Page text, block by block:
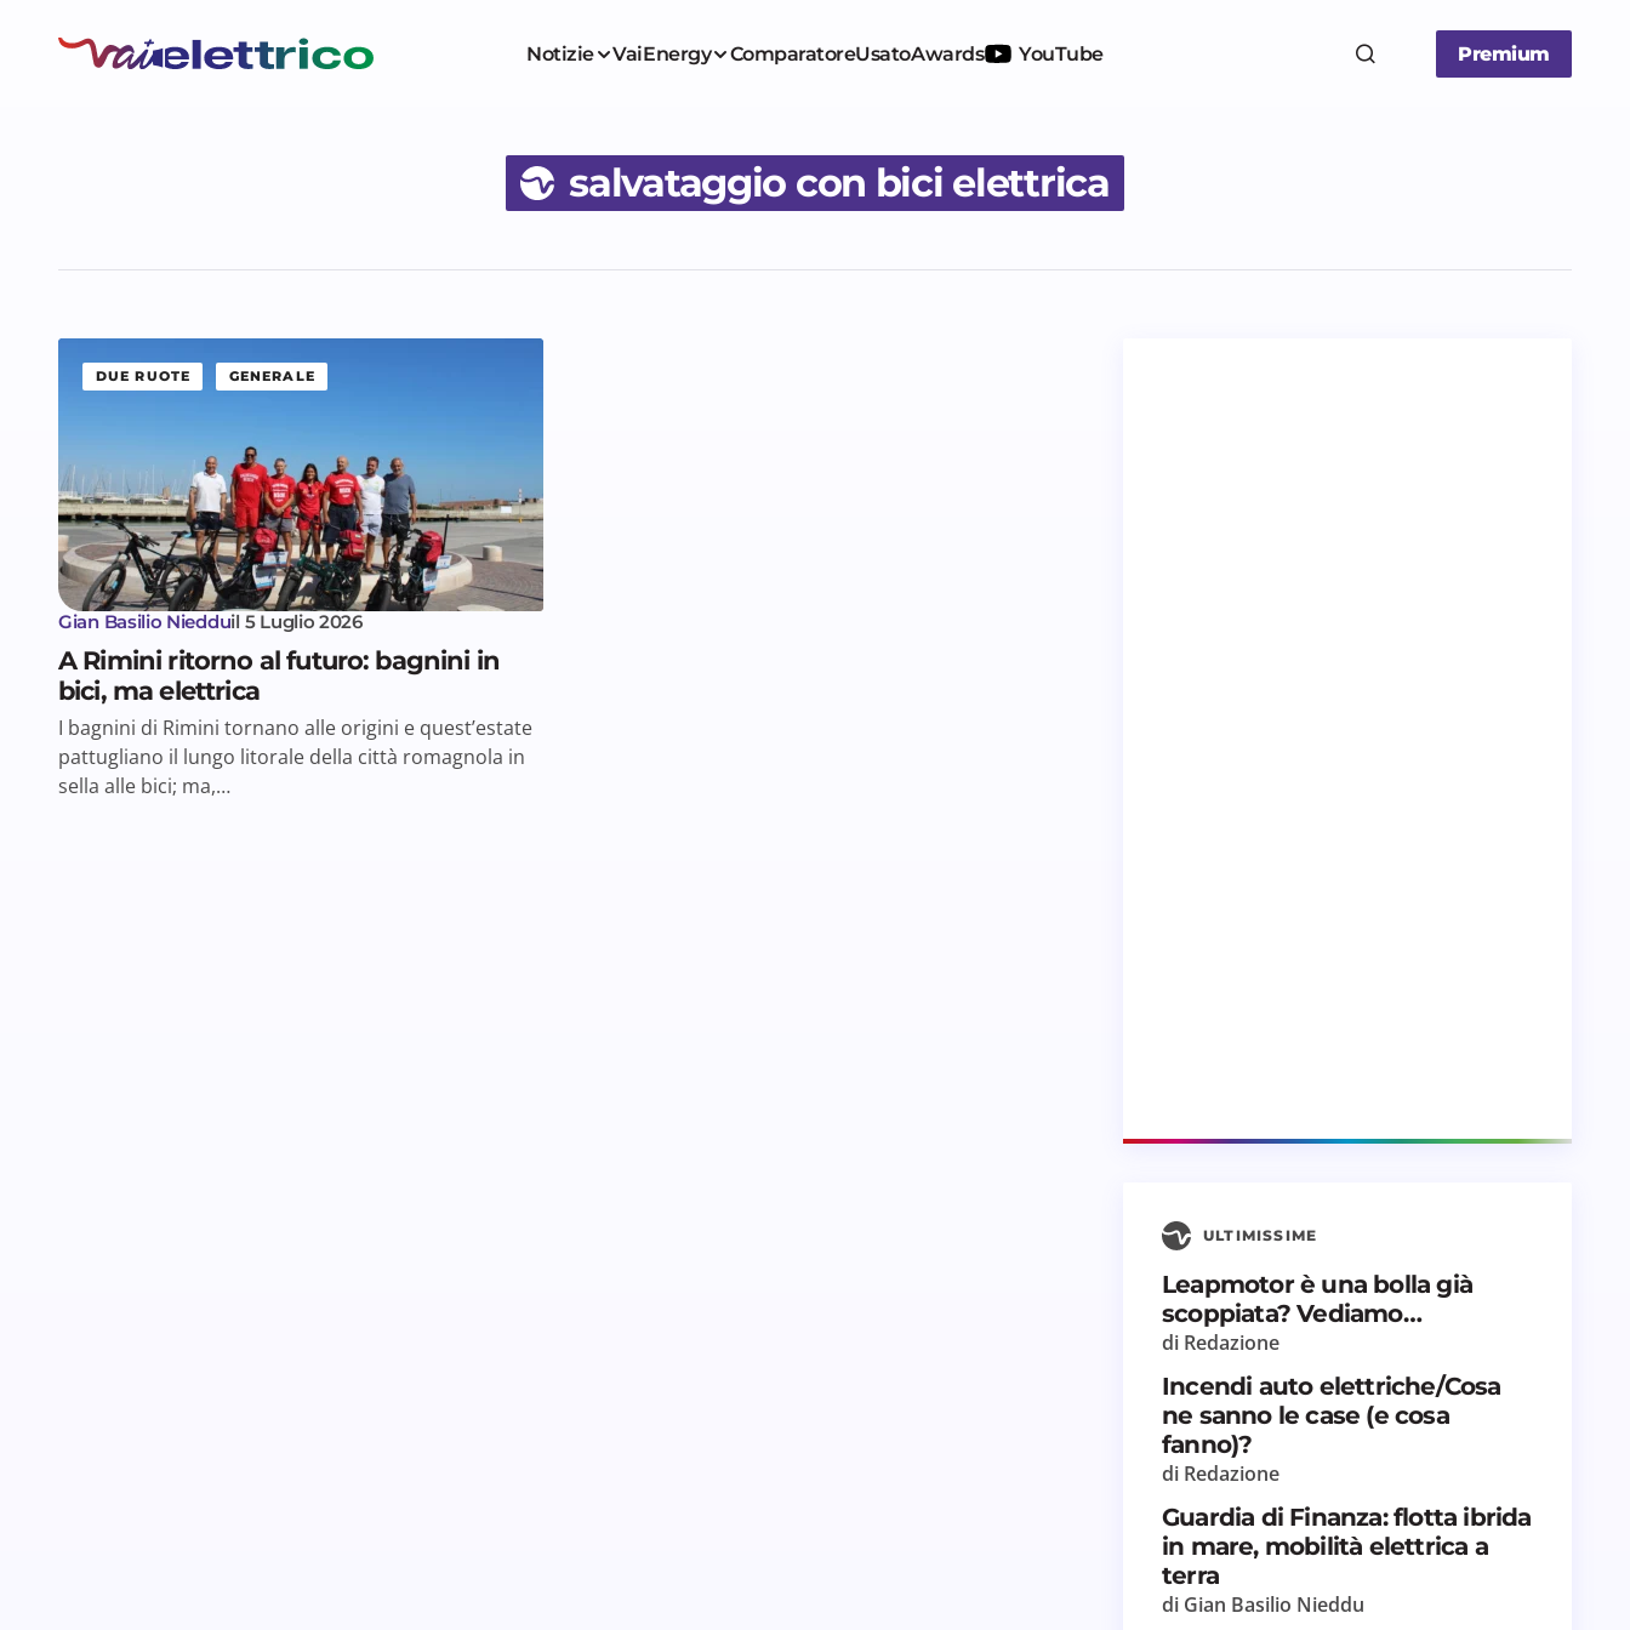
Notizie VaiEnergy ComparatoreUsatoAwards YouTube Premium
salvataggio con bici elettrica
DUE RUOTE GENERALE
Gian Basilio Niedduil 5 Luglio 2026
A Rimini ritorno al futuro: bagnini in
bici, ma elettrica
I bagnini di Rimini tornano alle origini e quest’estate
pattugliano il lungo litorale della città romagnola in
sella alle bici; ma,…
ULTIMISSIME
Leapmotor è una bolla già
scoppiata? Vediamo…
di Redazione
Incendi auto elettriche/Cosa
ne sanno le case (e cosa
fanno)?
di Redazione
Guardia di Finanza: flotta ibrida
in mare, mobilità elettrica a
terra
di Gian Basilio Nieddu